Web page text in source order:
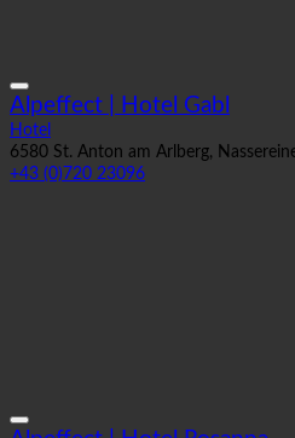
Alpeffect | Hotel Gabl
Hotel
6580 St. Anton am Arlberg,
+43 (0)720 23096
Alpeffect | Hotel Rosanna